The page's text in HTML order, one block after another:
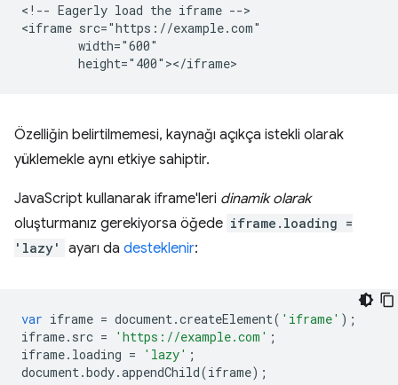
<!-- Eagerly load the iframe -->
<iframe src="https://example.com"
        width="600"
Özelliğin belirtilmemesi, kaynağı açıkça istekli olarak
yüklemekle aynı etkiye sahiptir.
JavaScript kullanarak iframe'leri dinamik olarak
oluşturmanız gerekiyorsa öğede iframe.loading =
'lazy'
ayarı da desteklenir:
var iframe = document.createElement( 'iframe' );
iframe. src = 'https://example.com' ;
iframe. loading = 'lazy' ;
document.body.appendChild(iframe);